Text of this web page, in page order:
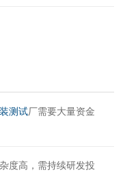
测试厂需要大量资金
度高，需持续研发投